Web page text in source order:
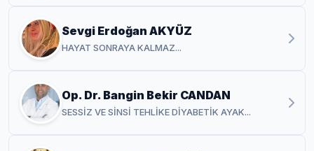
Sevgi Erdoğan AKYÜZ
HAYAT SONRAYA KALMAZ...
Op. Dr. Bangin Bekir CANDAN
SESSİZ VE SİNSİ TEHLİKE DİYABETİK AYAK...